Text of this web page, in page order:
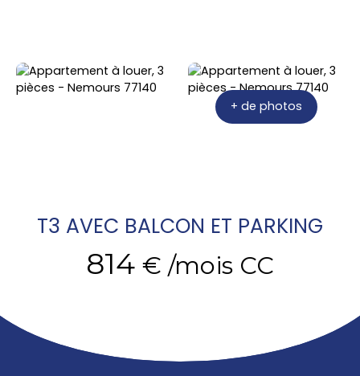
+ de photos
T3 AVEC BALCON ET PARKING
814 € /mois CC